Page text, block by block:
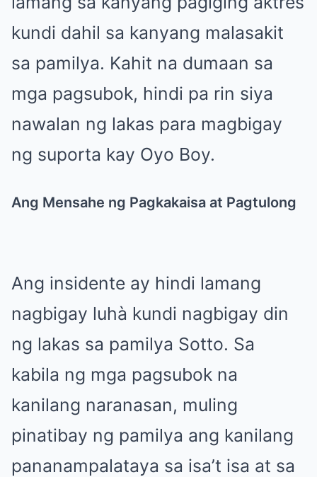
kundi dahil sa kanyang malasakit
sa pamilya. Kahit na dumaan sa
mga pagsubok, hindi pa rin siya
nawalan ng lakas para magbigay
ng suporta kay Oyo Boy.
Ang Mensahe ng Pagkakaisa at Pagtulong
Ang insidente ay hindi lamang
nagbigay luhà kundi nagbigay din
ng lakas sa pamilya Sotto. Sa
kabila ng mga pagsubok na
kanilang naranasan, muling
pinatibay ng pamilya ang kanilang
pananampalataya sa isa’t isa at sa